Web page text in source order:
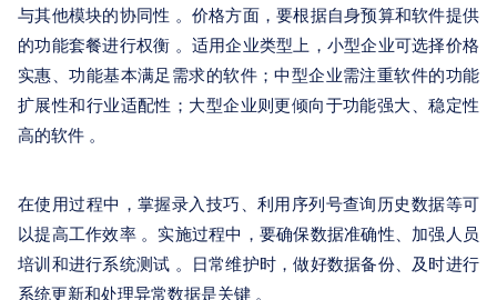
与其他模块的协同性 。价格方面，要根据自身预算和软件提供
的功能套餐进行权衡 。适用企业类型上，小型企业可选择价格
实惠、功能基本满足需求的软件；中型企业需注重软件的功能
扩展性和行业适配性；大型企业则更倾向于功能强大、稳定性
高的软件 。
在使用过程中，掌握录入技巧、利用序列号查询历史数据等可
以提高工作效率 。实施过程中，要确保数据准确性、加强人员
培训和进行系统测试 。日常维护时，做好数据备份、及时进行
系统更新和处理异常数据是关键 。